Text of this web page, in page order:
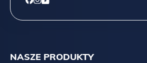
NASZE PRODUKTY